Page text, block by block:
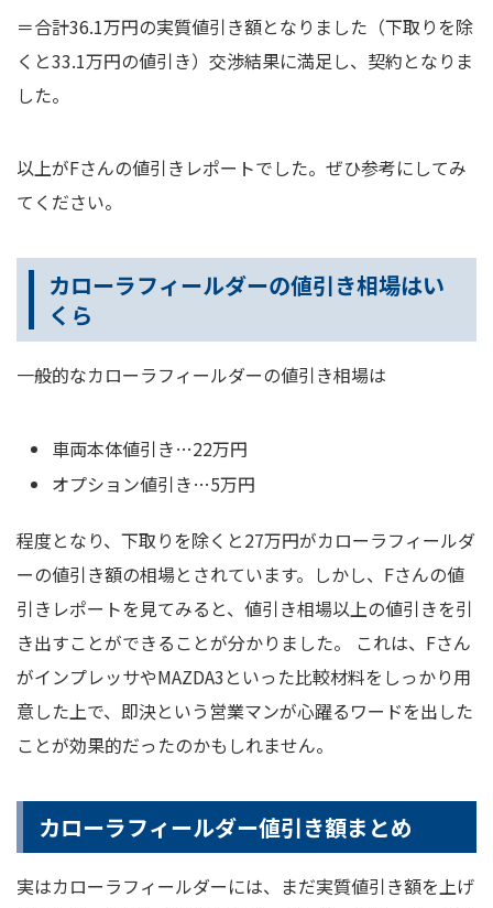
＝合計36.1万円の実質値引き額となりました（下取りを除
くと33.1万円の値引き）交渉結果に満足し、契約となりま
した。
以上がFさんの値引きレポートでした。ぜひ参考にしてみ
てください。
カローラフィールダーの値引き相場はい
くら
一般的なカローラフィールダーの値引き相場は
車両本体値引き…22万円
オプション値引き…5万円
程度となり、下取りを除くと27万円がカローラフィールダ
ーの値引き額の相場とされています。しかし、Fさんの値
引きレポートを見てみると、値引き相場以上の値引きを引
き出すことができることが分かりました。 これは、Fさん
がインプレッサやMAZDA3といった比較材料をしっかり用
意した上で、即決という営業マンが心躍るワードを出した
ことが効果的だったのかもしれません。
カローラフィールダー値引き額まとめ
実はカローラフィールダーには、まだ実質値引き額を上げ